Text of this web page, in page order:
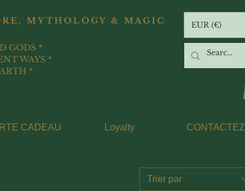
MYTHOLOGY & MAGIC
GODS *
WAYS *
*
EUR (€)
CADEAU Loyalty CONTACTEZ
Trier par